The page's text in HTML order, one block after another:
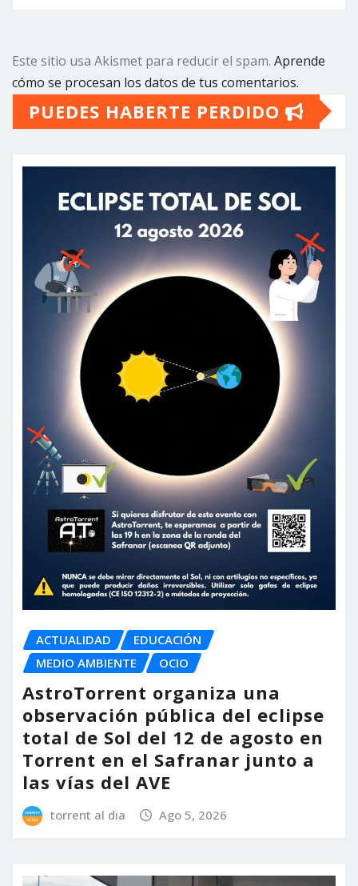
Este sitio usa Akismet para reducir el spam. Aprende
cómo se procesan los datos de tus comentarios.
PUEDES HABERTE PERDIDO
ACTUALIDAD
EDUCACIÓN
MEDIO AMBIENTE
OCIO
AstroTorrent organiza una
observación pública del eclipse
total de Sol del 12 de agosto en
Torrent en el Safranar junto a
las vías del AVE
torrent al dia Ago 5, 2026